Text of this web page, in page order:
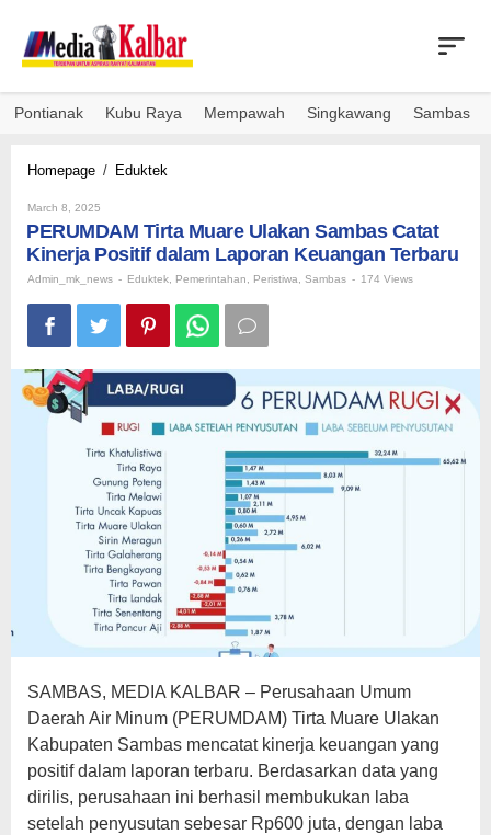
content
Pontianak Kubu Raya Mempawah Singkawang Sambas
Homepage / Eduktek
Ulakan
Sambas
Kinerja
Positif
dalam
Laporan
Keuangan
Terbaru
March 8, 2025
PERUMDAM Tirta Muare Ulakan Sambas Catat
Kinerja Positif dalam Laporan Keuangan Terbaru
Admin_mk_news - Eduktek Pemerintahan Peristiwa Sambas - 174 Views
SAMBAS, MEDIA KALBAR – Perusahaan Umum
Daerah Air Minum (PERUMDAM) Tirta Muare Ulakan
Kabupaten Sambas mencatat kinerja keuangan yang
positif dalam laporan terbaru. Berdasarkan data yang
dirilis, perusahaan ini berhasil membukukan laba
setelah penyusutan sebesar Rp600 juta, dengan laba